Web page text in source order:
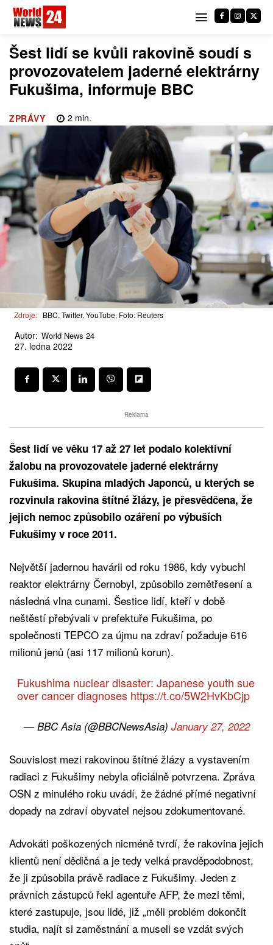
Šest lidí se kvůli rakovině soudí s
provozovatelem jaderné elektrárny
Fukušima, informuje BBC
ZPRÁVY 2 min.
Zdroje: BBC, Twitter, YouTube, Foto: Reuters
Autor: World News 24
27. ledna 2022
Reklama
Šest lidí ve věku 17 až 27 let podalo kolektivní
žalobu na provozovatele jaderné elektrárny
Fukušima. Skupina mladých Japonců, u kterých se
rozvinula rakovina štítné žlázy, je přesvědčena, že
jejich nemoc způsobilo ozáření po výbuších
Fukušimy v roce 2011.
Největší jadernou havárii od roku 1986, kdy vybuchl
reaktor elektrárny Černobyl, způsobilo zemětřesení a
následná vlna cunami. Šestice lidí, kteří v době
neštěstí přebývali v prefektuře Fukušima, po
společnosti TEPCO za újmu na zdraví požaduje 616
milionů jenů (asi 117 milionů korun).
Fukushima nuclear disaster: Japanese youth sue
over cancer diagnoses https://t.co/5W2HvKbCjp
— BBC Asia (@BBCNewsAsia) January 27, 2022
Souvislost mezi rakovinou štítné žlázy a vystavením
radiaci z Fukušimy nebyla oficiálně potvrzena. Zpráva
OSN z minulého roku uvádí, že žádné přímé negativní
dopady na zdraví obyvatel nejsou zdokumentované.
Advokáti poškozených nicméně tvrdí, že rakovina jejich
klientů není dědičná a je tedy velká pravděpodobnost,
že ji způsobila právě radiace z Fukušimy. Jeden z
právních zástupců řekl agentuře AFP, že mezi těmi,
které zastupuje, jsou lidé, již „měli problém dokončit
studia, najít si zaměstnání a museli se vzdát svých